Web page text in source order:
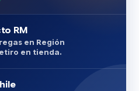
RM
en Región
en tienda.